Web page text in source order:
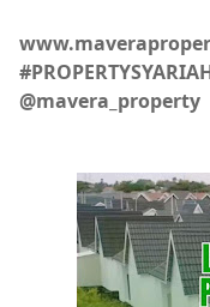
@mavera_property